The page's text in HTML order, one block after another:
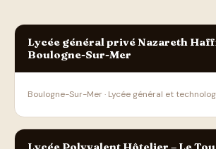
Lycée général privé Nazareth
Boulogne-Sur-Mer
Boulogne-Sur-Mer · Lycée général et